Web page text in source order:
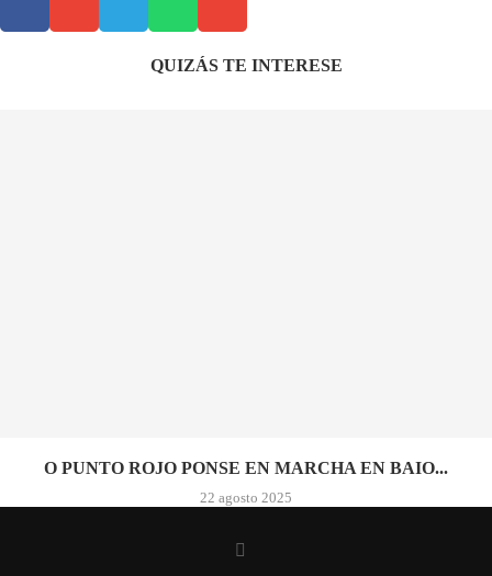
QUIZÁS TE INTERESE
O PUNTO ROJO PONSE EN MARCHA EN BAIO...
22 agosto 2025